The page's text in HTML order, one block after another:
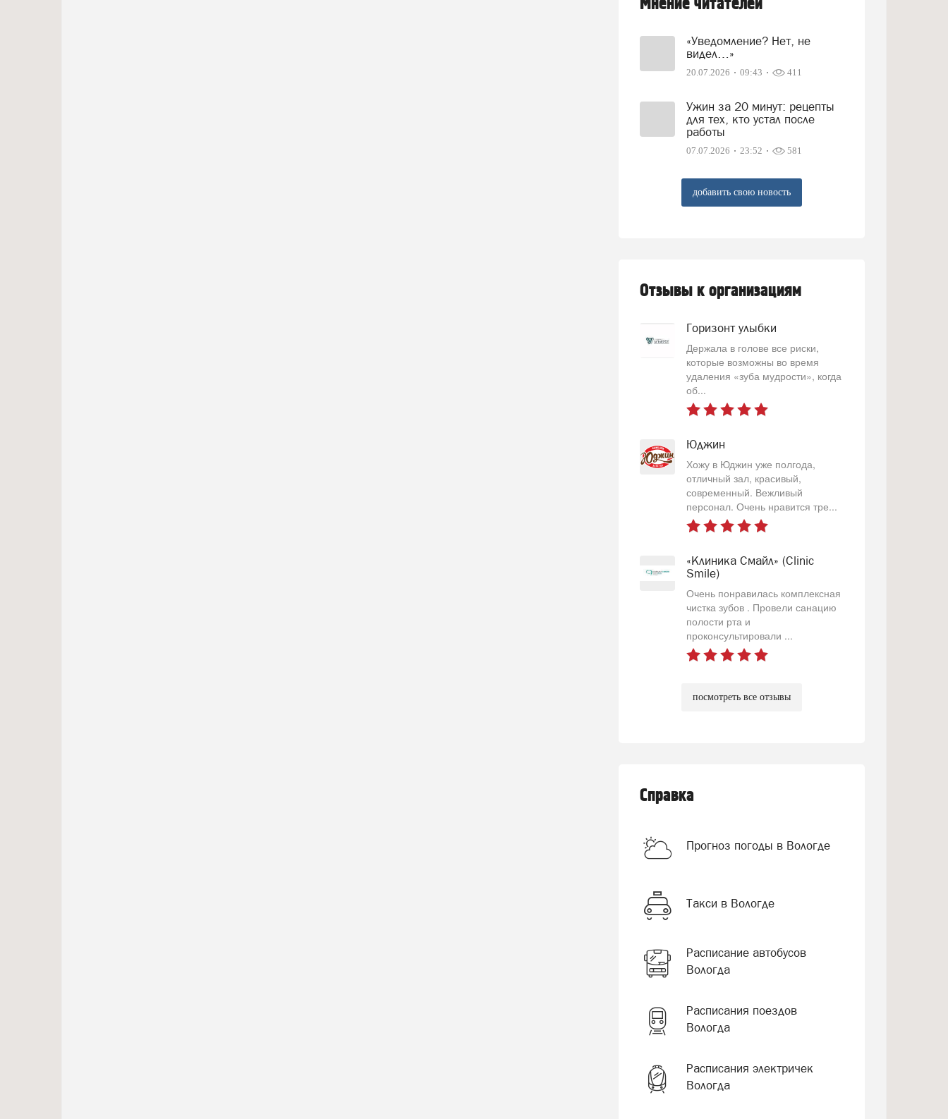
«Уведомление? Нет, не
видел…»
20.07.2026 09:43 411
Ужин за 20 минут: рецепты
для тех, кто устал после
работы
07.07.2026 23:52 581
добавить свою новость
Отзывы к организациям
Горизонт улыбки
Держала в голове все риски,
которые возможны во время
удаления «зуба мудрости», когда
об...
Юджин
Хожу в Юджин уже полгода,
отличный зал, красивый,
современный. Вежливый
персонал. Очень нравится тре...
«Клиника Смайл» (Clinic
Smile)
Очень понравилась комплексная
чистка зубов . Провели санацию
полости рта и
проконсультировали ...
посмотреть все отзывы
Справка
Прогноз погоды в Вологде
Такси в Вологде
Расписание автобусов
Вологда
Расписания поездов
Вологда
Расписания электричек
Вологда